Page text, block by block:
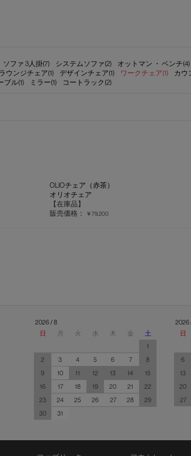
ソファ 3人掛(7) システムソファ(2) オットマン ・ ベンチ(4)
ラウンジチェア(1) デザインチェア(1) ワークチェア(1) カウ
ブル(1) ミラー(1) コートラック(2)
OLIOチェア（赤茶）
オリオチェア
【在庫品】
販売価格：
￥79,200
2026 / 8
日
月 火 水 木 金
土
1
2
3 4 5 6 7
8
9
10 11 12 13 14
15
16
17 18 19 20 21
22
23
24 25 26 27 28
29
30
31
2026
日
6
13
20
27